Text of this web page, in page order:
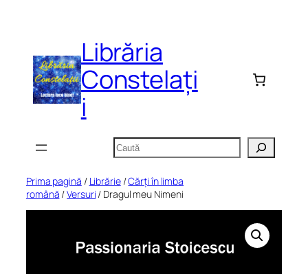
Librăria
Constelați
i
Caută
Prima pagină / Librărie/Cărți în limba
română /Versuri / Dragul meu Nimeni